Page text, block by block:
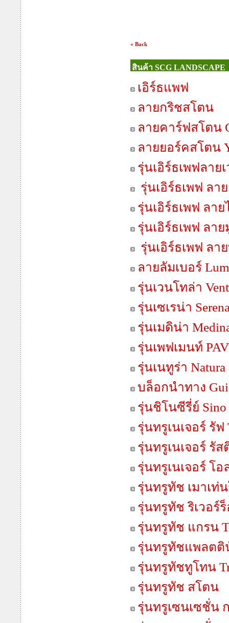
« Back
สินค้า SCG LANDSCAPE
เอิร์ธแพฟ
ลายกริชสโตน
ลายคาร์ฟสโตน
ลายยอร์คสโตน
รุ่นเอิร์ธเพฟลายเ
รุ่นเอิร์ธเพฟ ลา
รุ่นเอิร์ธเพฟ ลาย
รุ่นเอิร์ธเพฟ ลาย
รุ่นเอิร์ธเพฟ ลา
ลายลัมเบอร์
รุ่นเวนโทล่า
รุ่นเซเรน่า
รุ่นเมดิน่า
รุ่นเพฟเมนท์
รุ่นเนทูร่า Natura
บล็อกนำทาง
รุ่นชิโนซีรี่ย์ Sino
รุ่นทรูเนเจอร์ รัฟ
รุ่นทรูเนเจอร์ รัส
รุ่นทรูเนเจอร์ โอ
รุ่นทรูทัช เมาเท่น
รุ่นทรูทัช ริเวอร์ร็
รุ่นทรูทัช แกรน
รุ่นทรูทัชแพลตตินั่
รุ่นทรูทัชทูโทน
รุ่นทรูทัช สโตน
รุ่นทรูเซนเซชั่น ก